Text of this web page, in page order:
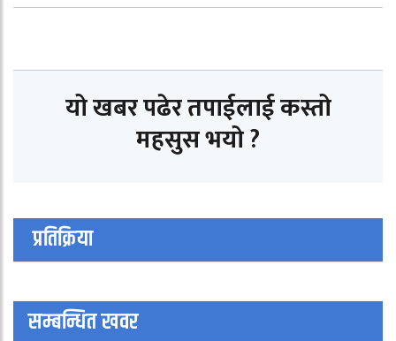
यो खबर पढेर तपाईलाई कस्तो
महसुस भयो ?
प्रतिक्रिया
सम्बन्धित खवर